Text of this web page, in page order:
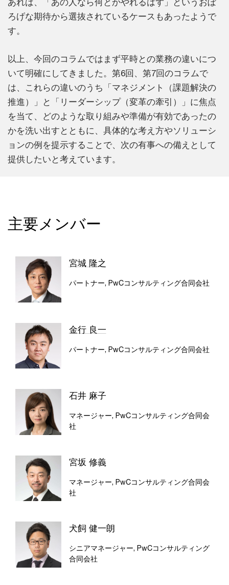
あれば、「あの人なら何とかやれるはず」というおぼ
ろげな期待から選抜されているケースもあったようで
す。
以上、今回のコラムではまず平時との業務の違いにつ
いて明確にしてきました。第6回、第7回のコラムで
は、これらの違いのうち「マネジメント（課題解決の
推進）」と「リーダーシップ（変革の牽引）」に焦点
を当て、どのような取り組みや準備が有効であったの
かを洗い出すとともに、具体的な考え方やソリューシ
ョンの例を提示することで、次の有事への備えとして
提供したいと考えています。
主要メンバー
宮城 隆之
パートナー, PwCコンサルティング合同会社
金行 良一
パートナー, PwCコンサルティング合同会社
石井 麻子
マネージャー, PwCコンサルティング合同会
社
宮坂 修義
マネージャー, PwCコンサルティング合同会
社
犬飼 健一朗
シニアマネージャー, PwCコンサルティング
合同会社